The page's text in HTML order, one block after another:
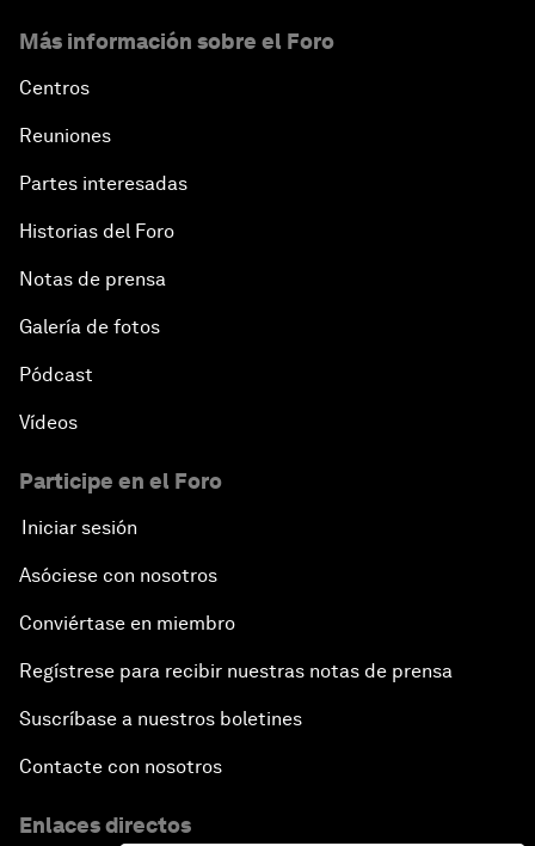
Más información sobre el Foro
Centros
Reuniones
Partes interesadas
Historias del Foro
Notas de prensa
Galería de fotos
Pódcast
Vídeos
Participe en el Foro
Iniciar sesión
Asóciese con nosotros
Conviértase en miembro
Regístrese para recibir nuestras notas de prensa
Suscríbase a nuestros boletines
Contacte con nosotros
Enlaces directos